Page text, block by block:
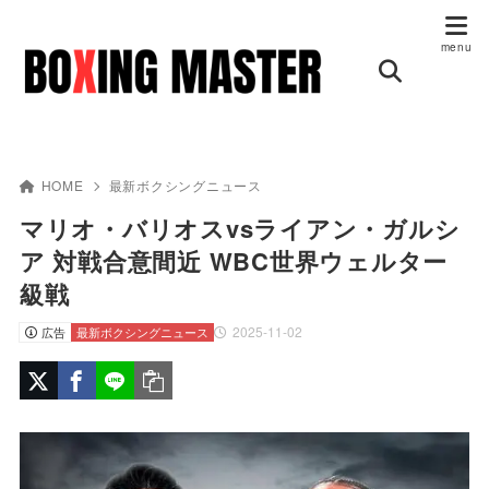
HOME 最新ボクシングニュース
マリオ・バリオスvsライアン・ガルシ
ア 対戦合意間近 WBC世界ウェルター
級戦
広告 2025-11-02
最新ボクシングニュース